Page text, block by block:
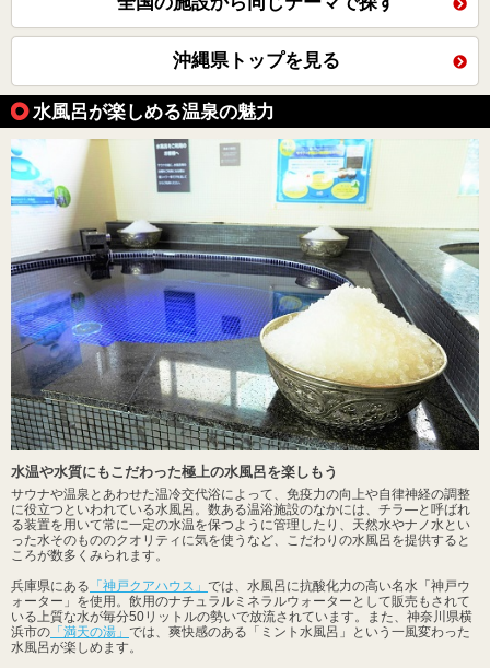
沖縄県トップを見る
水風呂が楽しめる温泉の魅力
水温や水質にもこだわった極上の水風呂を楽しもう
サウナや温泉とあわせた温冷交代浴によって、免疫力の向上や自律神経の調整
に役立つといわれている水風呂。数ある温浴施設のなかには、チラ―と呼ばれ
る装置を用いて常に一定の水温を保つように管理したり、天然水やナノ水とい
った水そのもののクオリティに気を使うなど、こだわりの水風呂を提供すると
ころが数多くみられます。
兵庫県にある 「神戸クアハウス」 では、水風呂に抗酸化力の高い名水「神戸ウ
ォーター」を使用。飲用のナチュラルミネラルウォーターとして販売もされて
いる上質な水が毎分50リットルの勢いで放流されています。また、神奈川県横
浜市の 「満天の湯」 では、爽快感のある「ミント水風呂」という一風変わった
水風呂が楽しめます。